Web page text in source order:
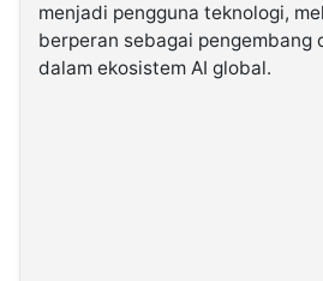
menjadi pengguna teknologi,
berperan sebagai pengembang
dalam ekosistem AI global.